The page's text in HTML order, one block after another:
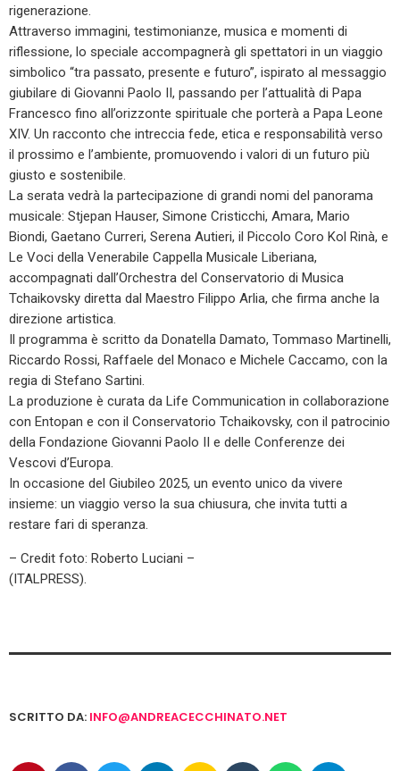
rigenerazione.
Attraverso immagini, testimonianze, musica e momenti di
riflessione, lo speciale accompagnerà gli spettatori in un viaggio
simbolico “tra passato, presente e futuro”, ispirato al messaggio
giubilare di Giovanni Paolo II, passando per l’attualità di Papa
Francesco fino all’orizzonte spirituale che porterà a Papa Leone
XIV. Un racconto che intreccia fede, etica e responsabilità verso
il prossimo e l’ambiente, promuovendo i valori di un futuro più
giusto e sostenibile.
La serata vedrà la partecipazione di grandi nomi del panorama
musicale: Stjepan Hauser, Simone Cristicchi, Amara, Mario
Biondi, Gaetano Curreri, Serena Autieri, il Piccolo Coro Kol Rinà, e
Le Voci della Venerabile Cappella Musicale Liberiana,
accompagnati dall’Orchestra del Conservatorio di Musica
Tchaikovsky diretta dal Maestro Filippo Arlia, che firma anche la
direzione artistica.
Il programma è scritto da Donatella Damato, Tommaso Martinelli,
Riccardo Rossi, Raffaele del Monaco e Michele Caccamo, con la
regia di Stefano Sartini.
La produzione è curata da Life Communication in collaborazione
con Entopan e con il Conservatorio Tchaikovsky, con il patrocinio
della Fondazione Giovanni Paolo II e delle Conferenze dei
Vescovi d’Europa.
In occasione del Giubileo 2025, un evento unico da vivere
insieme: un viaggio verso la sua chiusura, che invita tutti a
restare fari di speranza.
– Credit foto: Roberto Luciani –
(ITALPRESS).
SCRITTO DA: INFO@ANDREACECCHINATO.NET